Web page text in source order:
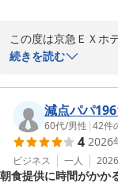
ン）
い）。
△車寄せがないので対
な長さで幅1cmほど
この度は京急ＥＸホ
ざいます。
お過ごしいただけた
お部屋の設備や環境
をいただき重ねて御
一方で、アクセスや
続きを読む
減点パパ
60代/男性 |42件
4 2026
ビジネス 一人
朝食提供に時間がかか